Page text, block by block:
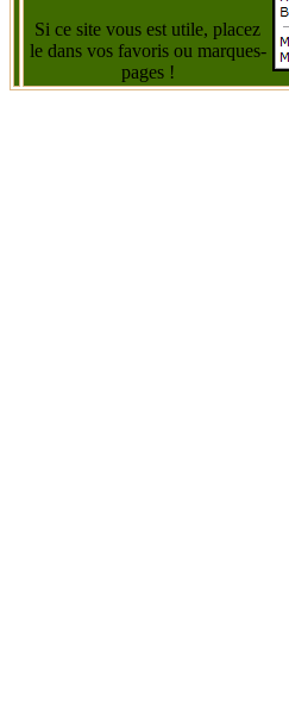
Si ce site vous est utile, placez
le dans vos favoris ou marques-
pages !